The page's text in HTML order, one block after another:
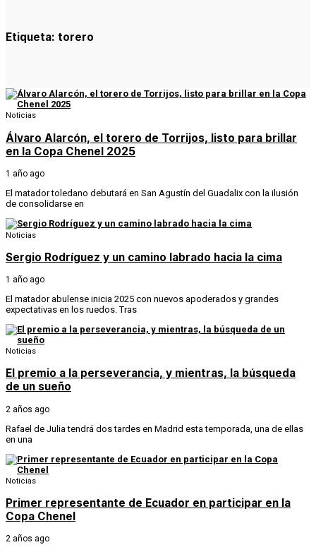
Etiqueta: torero
Noticias
Álvaro Alarcón, el torero de Torrijos, listo para brillar
en la Copa Chenel 2025
1 año ago
El matador toledano debutará en San Agustín del Guadalix con la ilusión
de consolidarse en
Noticias
Sergio Rodríguez y un camino labrado hacia la cima
1 año ago
El matador abulense inicia 2025 con nuevos apoderados y grandes
expectativas en los ruedos. Tras
Noticias
El premio a la perseverancia, y mientras, la búsqueda
de un sueño
2 años ago
Rafael de Julia tendrá dos tardes en Madrid esta temporada, una de ellas
en una
Noticias
Primer representante de Ecuador en participar en la
Copa Chenel
2 años ago